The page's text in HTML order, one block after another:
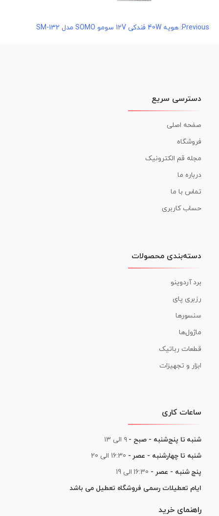
راهبری
Previous: هویه 40W فندکی 12V سومو SOMO مدل SM-132
دسترسی سریع
صفحه اصلی
فروشگاه
مجله قم الکترونیک
درباره ما
تماس با ما
حساب کاربری
دسته‌بندی محصولات
برد آردوینو
رزبری پای
سنسورها
ماژول‌ها
قطعات رباتیک
ابزار و تجهیزات
ساعات کاری
شنبه تا پنج‌شنبه - صبح - ۹ الی ۱۳
شنبه تا چهارشنبه - عصر - 16:30 الی 20
پنج شنبه - عصر - 16:30 الی 19
ایام تعطیلات رسمی فروشگاه تعطیل می باشد
راهنمای خرید